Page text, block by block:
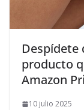
​Despídete
producto
Amazon
10 julio 2025